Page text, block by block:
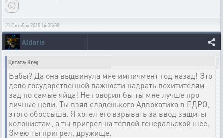
21 Октября 2010 14:35:38
Aldaris
Цитата: Kreg
Бабы? Да она выдвинула мне импичмент год назад! Это
дело государственной важности надрать похитителям
зад по самые яйца! Не говорил бы ты мне лучше про
личные цели. Ты взял сладенького Адвокатика в ЕДРО,
этого обоссыша. Я хотел его взрывать за ввод защиты
колонистам, а ты пригрел на тёплой генеральской шее.
Змею ты пригрел, дружище.